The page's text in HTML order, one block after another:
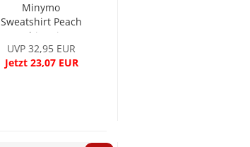
Minymo
Sweatshirt Peach
Whip mit
Marienkäfern...
UVP 32,95 EUR
Jetzt 23,07 EUR